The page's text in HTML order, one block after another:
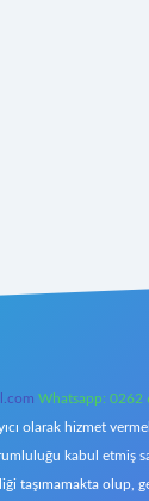
Whatsapp: 0262
olarak hizmet
kabul etmiş
taşımamakta